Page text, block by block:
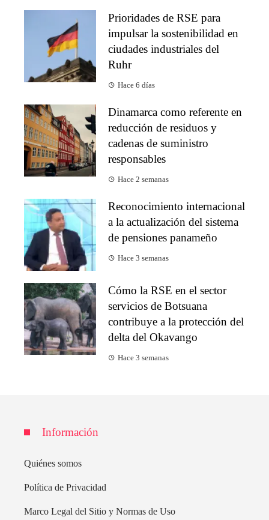
Prioridades de RSE para
impulsar la sostenibilidad en
ciudades industriales del
Ruhr
Hace 6 días
Dinamarca como referente en
reducción de residuos y
cadenas de suministro
responsables
Hace 2 semanas
Reconocimiento internacional
a la actualización del sistema
de pensiones panameño
Hace 3 semanas
Cómo la RSE en el sector
servicios de Botsuana
contribuye a la protección del
delta del Okavango
Hace 3 semanas
Información
Quiénes somos
Política de Privacidad
Marco Legal del Sitio y Normas de Uso